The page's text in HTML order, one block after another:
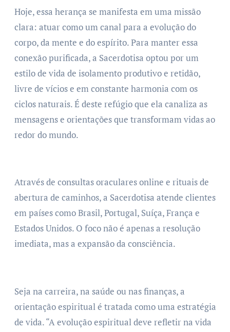
Hoje, essa herança se manifesta em uma missão
clara: atuar como um canal para a evolução do
corpo, da mente e do espírito. Para manter essa
conexão purificada, a Sacerdotisa optou por um
estilo de vida de isolamento produtivo e retidão,
livre de vícios e em constante harmonia com os
ciclos naturais. É deste refúgio que ela canaliza as
mensagens e orientações que transformam vidas ao
redor do mundo.
Através de consultas oraculares online e rituais de
abertura de caminhos, a Sacerdotisa atende clientes
em países como Brasil, Portugal, Suíça, França e
Estados Unidos. O foco não é apenas a resolução
imediata, mas a expansão da consciência.
Seja na carreira, na saúde ou nas finanças, a
orientação espiritual é tratada como uma estratégia
de vida. “A evolução espiritual deve refletir na vida